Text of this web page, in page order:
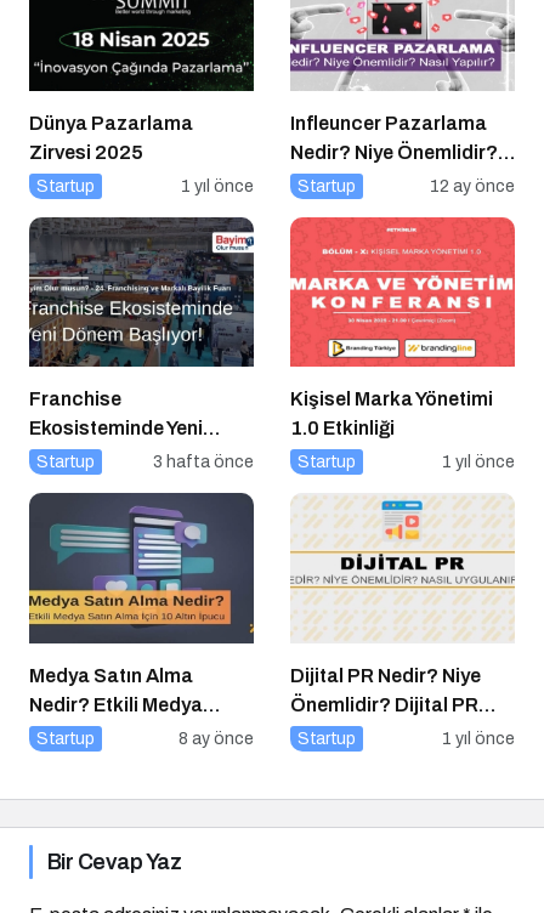
Dünya Pazarlama
Zirvesi 2025
Startup 1 yıl önce
Infleuncer Pazarlama
Nedir? Niye Önemlidir?
Influencer Pazarlama
Startup 12 ay önce
Franchise
Ekosisteminde Yeni
Dönem Başlıyor: Bayim
İçin Geri Sayım!
Startup 3 hafta önce
Kişisel Marka Yönetimi
1.0 Etkinliği
Startup 1 yıl önce
Medya Satın Alma
Nedir? Etkili Medya
Satın Alma İçin 10 Altın
Startup 8 ay önce
Dijital PR Nedir? Niye
Önemlidir? Dijital PR
Nasıl Uygulanır?
Startup 1 yıl önce
Bir Cevap Yaz